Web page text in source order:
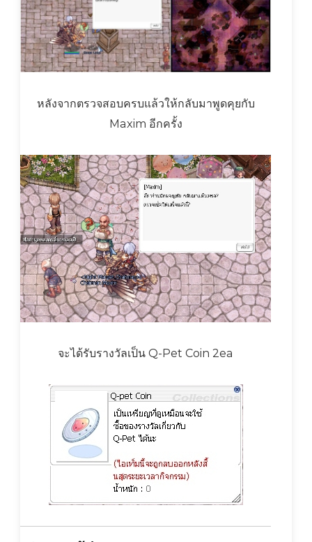
หลังจากตรวจสอบครบแล้วให้กลับมาพูดคุยกับ
Maxim อีกครั้ง
จะได้รับรางวัลเป็น Q-Pet Coin 2ea